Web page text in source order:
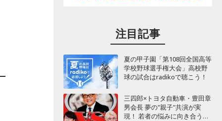
注目記事
夏の甲子園「第108回全国高等
学校野球選手権大会」高校野
球の試合はradikoで聴こう！
三四郎×トヨタ自動車・豊田章
男会長 夢の"親子"共演が実
現！ 若者の悩みに向き合うポ